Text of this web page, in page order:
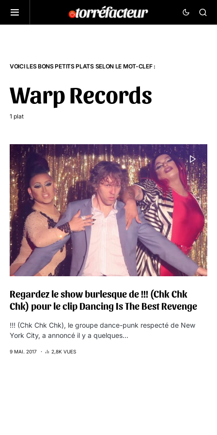
VOICI LES BONS PETITS PLATS SELON LE MOT-CLEF :
Warp Records
1 plat
Regardez le show burlesque de !!! (Chk Chk
Chk) pour le clip Dancing Is The Best Revenge
!!! (Chk Chk Chk), le groupe dance-punk respecté de New
York City, a annoncé il y a quelques…
9 MAI. 2017 2,8K VUES